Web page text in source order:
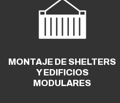
MONTAJE DE SHELTERS
Y EDIFICIOS
MODULARES